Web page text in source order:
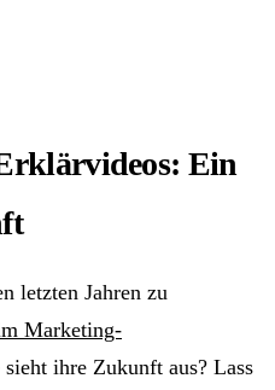
Ein
letzten Jahren zu
Marketing-
ihre Zukunft aus? Lass